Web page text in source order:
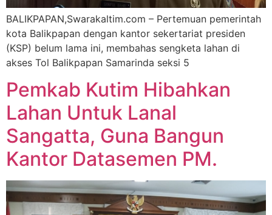
BALIKPAPAN,Swarakaltim.com – Pertemuan pemerintah
kota Balikpapan dengan kantor sekertariat presiden
(KSP) belum lama ini, membahas sengketa lahan di
akses Tol Balikpapan Samarinda seksi 5
Pemkab Kutim Hibahkan
Lahan Untuk Lanal
Sangatta, Guna Bangun
Kantor Datasemen PM.